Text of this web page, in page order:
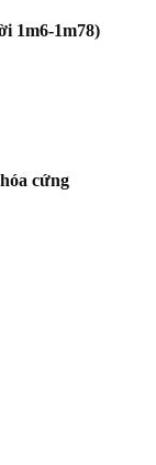
1m6-1m78)
cứng